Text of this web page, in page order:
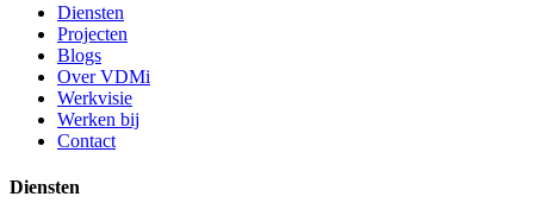
Diensten
Projecten
Blogs
Over VDMi
Werkvisie
Werken bij
Contact
Diensten